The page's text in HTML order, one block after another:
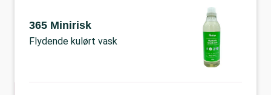
365 Minirisk
Flydende kulørt vask